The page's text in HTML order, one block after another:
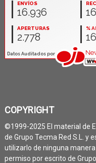
COPYRIGHT
©1999-2025 El material de
de Grupo Tecma Red S.L. y
utilizarlo de ninguna
permiso por escrito de Grupo